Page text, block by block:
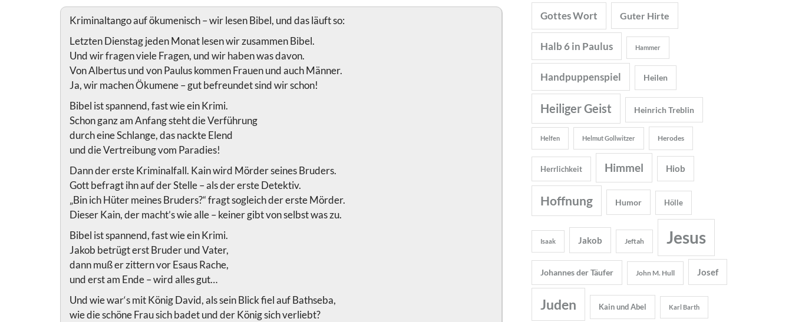
Kriminaltango auf ökumenisch – wir lesen Bibel, und das läuft so:
Letzten Dienstag jeden Monat lesen wir zusammen Bibel.
Und wir fragen viele Fragen, und wir haben was davon.
Von Albertus und von Paulus kommen Frauen und auch Männer.
Ja, wir machen Ökumene – gut befreundet sind wir schon!
Bibel ist spannend, fast wie ein Krimi.
Schon ganz am Anfang steht die Verführung
durch eine Schlange, das nackte Elend
und die Vertreibung vom Paradies!
Dann der erste Kriminalfall. Kain wird Mörder seines Bruders.
Gott befragt ihn auf der Stelle – als der erste Detektiv.
„Bin ich Hüter meines Bruders?“ fragt sogleich der erste Mörder.
Dieser Kain, der macht’s wie alle – keiner gibt von selbst was zu.
Bibel ist spannend, fast wie ein Krimi.
Jakob betrügt erst Bruder und Vater,
dann muß er zittern vor Esaus Rache,
und erst am Ende – wird alles gut…
Und wie war‘s mit König David, als sein Blick fiel auf Bathseba,
wie die schöne Frau sich badet und der König sich verliebt?
Gottes Wort Guter Hirte
Halb 6 in Paulus Hammer
Handpuppenspiel Heilen
Heiliger Geist Heinrich Treblin
Helfen Helmut Gollwitzer Herodes
Herrlichkeit Himmel Hiob
Hoffnung Humor Hölle
Isaak Jakob Jeftah Jesus
Johannes der Täufer John M. Hull Josef
Juden Kain und Abel Karl Barth